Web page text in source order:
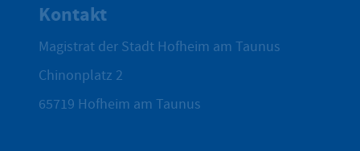
Kontakt
Magistrat der Stadt Hofheim am Taunus
Chinonplatz 2
65719 Hofheim am Taunus